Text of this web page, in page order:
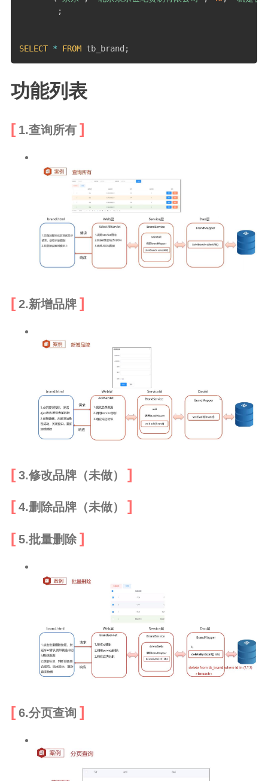
;
SELECT * FROM tb_brand ;
功能列表
1.查询所有
2.新增品牌
3.修改品牌（未做）
4.删除品牌（未做）
5.批量删除
6.分页查询